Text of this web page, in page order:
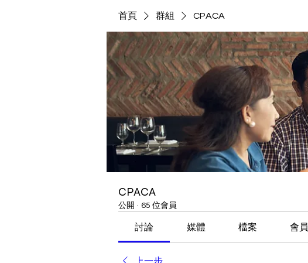
首頁 群組 CPACA
CPACA
公開 · 65 位會員
討論 媒體 檔案 會員